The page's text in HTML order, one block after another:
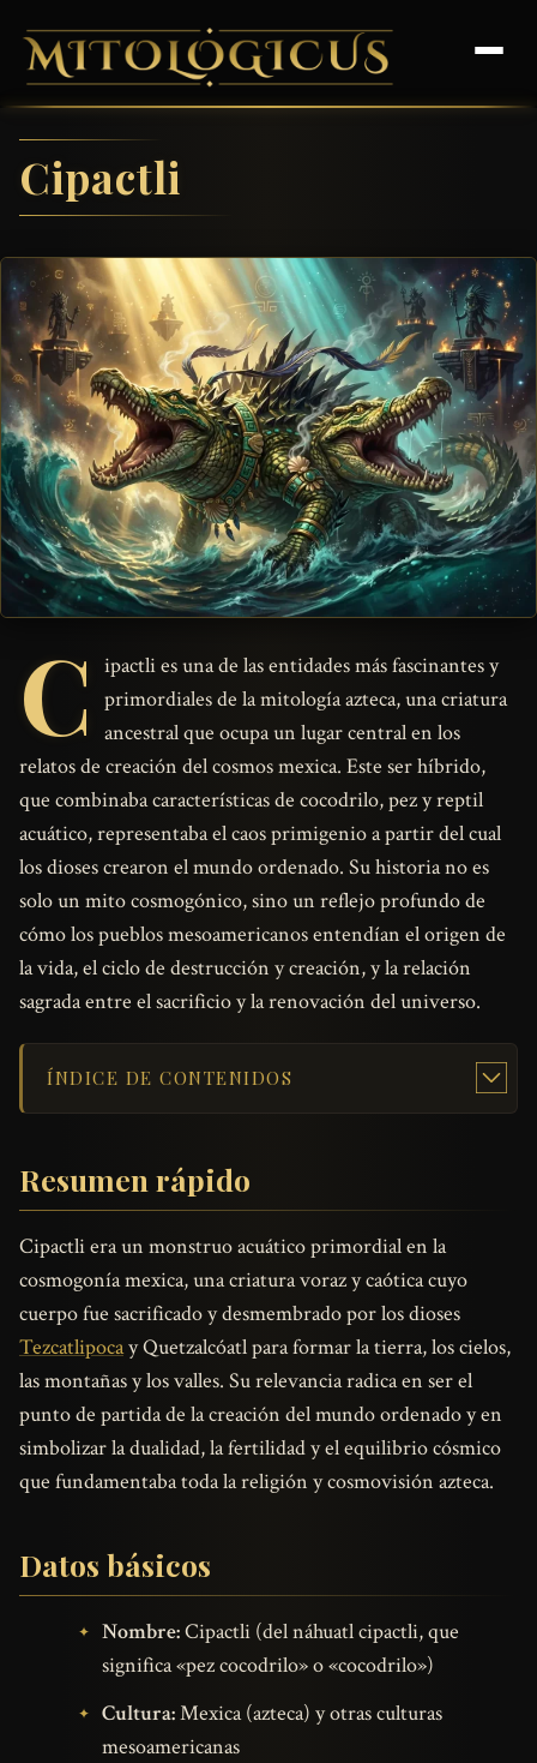
Cipactli
C
ipactli es una de las entidades más fascinantes y
primordiales de la mitología azteca, una criatura
ancestral que ocupa un lugar central en los
relatos de creación del cosmos mexica. Este ser híbrido,
que combinaba características de cocodrilo, pez y reptil
acuático, representaba el caos primigenio a partir del cual
los dioses crearon el mundo ordenado. Su historia no es
solo un mito cosmogónico, sino un reflejo profundo de
cómo los pueblos mesoamericanos entendían el origen de
la vida, el ciclo de destrucción y creación, y la relación
sagrada entre el sacrificio y la renovación del universo.
ÍNDICE DE CONTENIDOS
Resumen rápido
Cipactli era un monstruo acuático primordial en la
cosmogonía mexica, una criatura voraz y caótica cuyo
cuerpo fue sacrificado y desmembrado por los dioses
Tezcatlipocay Quetzalcóatl para formar la tierra, los cielos,
las montañas y los valles. Su relevancia radica en ser el
punto de partida de la creación del mundo ordenado y en
simbolizar la dualidad, la fertilidad y el equilibrio cósmico
que fundamentaba toda la religión y cosmovisión azteca.
Datos básicos
Nombre:Cipactli (del náhuatl cipactli, que
significa «pez cocodrilo» o «cocodrilo»)
Cultura:Mexica (azteca) y otras culturas
mesoamericanas